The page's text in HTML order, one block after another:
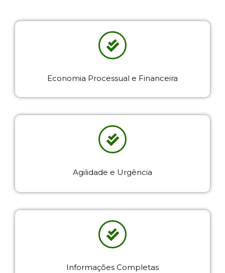
Economia Processual e Financeira
Agilidade e Urgência
Informações Completas